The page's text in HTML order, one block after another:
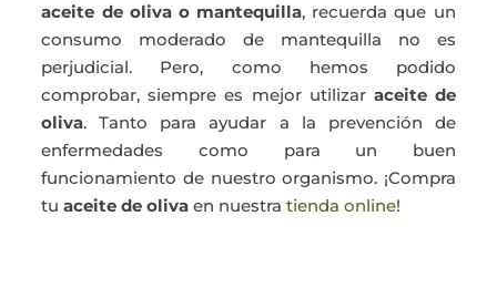
aceite de oliva o mantequilla, recuerda que un
consumo moderado de mantequilla no es
perjudicial. Pero, como hemos podido
comprobar, siempre es mejor utilizar aceite de
oliva. Tanto para ayudar a la prevención de
enfermedades como para un buen
funcionamiento de nuestro organismo. ¡Compra
tuaceite de oliva en nuestratienda online!